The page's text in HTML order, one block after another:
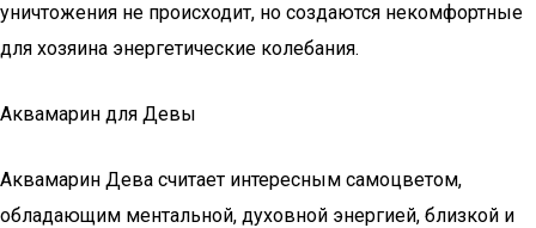
уничтожения не происходит, но создаются некомфортные
для хозяина энергетические колебания.
Аквамарин для Девы
Аквамарин Дева считает интересным самоцветом,
обладающим ментальной, духовной энергией, близкой и